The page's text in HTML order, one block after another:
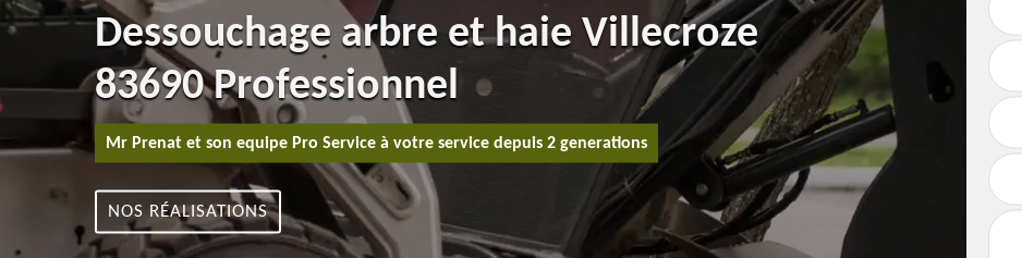
Dessouchage arbre et haie Villecroze
83690 Professionnel
Mr Prenat et son equipe Pro Service à votre service depuis 2 generations
NOS RÉALISATIONS